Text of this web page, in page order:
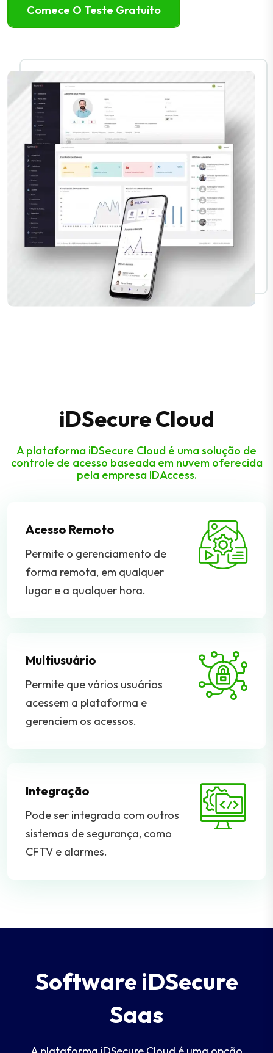
Comece O Teste Gratuito
iDSecure Cloud
A plataforma iDSecure Cloud é uma solução de
controle de acesso baseada em nuvem oferecida
pela empresa IDAccess.
Acesso Remoto
Permite o gerenciamento de
forma remota, em qualquer
lugar e a qualquer hora.
Multiusuário
Permite que vários usuários
acessem a plataforma e
gerenciem os acessos.
Integração
Pode ser integrada com outros
sistemas de segurança, como
CFTV e alarmes.
Software iDSecure
Saas